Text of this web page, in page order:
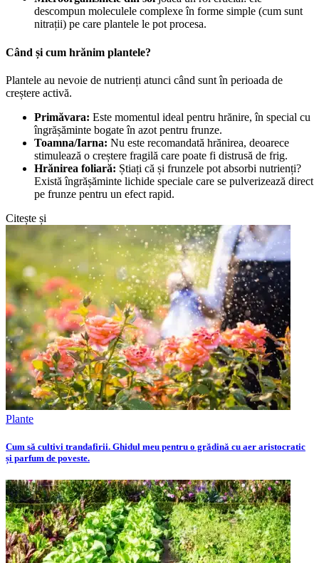
descompun moleculele complexe în forme simple (cum sunt
nitrații) pe care plantele le pot procesa.
Când și cum hrănim plantele?
Plantele au nevoie de nutrienți atunci când sunt în perioada de
creștere activă.
Primăvara: Este momentul ideal pentru hrănire, în special cu
îngrășăminte bogate în azot pentru frunze.
Toamna/Iarna: Nu este recomandată hrănirea, deoarece
stimulează o creștere fragilă care poate fi distrusă de frig.
Hrănirea foliară: Știați că și frunzele pot absorbi nutrienți?
Există îngrășăminte lichide speciale care se pulverizează direct
pe frunze pentru un efect rapid.
Citește și
Plante
Cum să cultivi trandafirii. Ghidul meu pentru o grădină cu aer aristocratic
și parfum de poveste.